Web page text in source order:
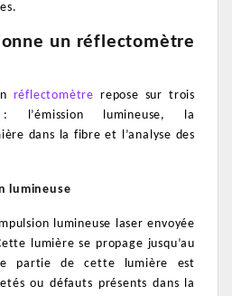
un réflectomètre
réflectomètre repose sur trois
: l’émission lumineuse, la
dans la fibre et l’analyse des
lumineuse
lumineuse laser envoyée
lumière se propage jusqu’au
partie de cette lumière est
ou défauts présents dans la